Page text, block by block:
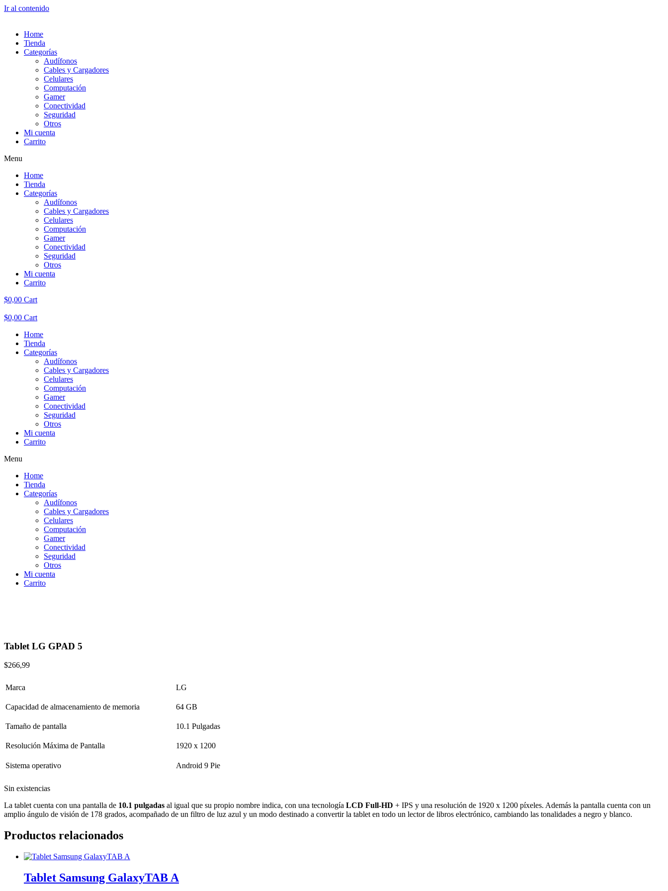
Ir al contenido
Home
Tienda
Categorías
Audífonos
Cables y Cargadores
Celulares
Computación
Gamer
Conectividad
Seguridad
Otros
Mi cuenta
Carrito
Menu
Home
Tienda
Categorías
Audífonos
Cables y Cargadores
Celulares
Computación
Gamer
Conectividad
Seguridad
Otros
Mi cuenta
Carrito
$0,00 Cart
$0,00 Cart
Home
Tienda
Categorías
Audífonos
Cables y Cargadores
Celulares
Computación
Gamer
Conectividad
Seguridad
Otros
Mi cuenta
Carrito
Menu
Home
Tienda
Categorías
Audífonos
Cables y Cargadores
Celulares
Computación
Gamer
Conectividad
Seguridad
Otros
Mi cuenta
Carrito
Tablet LG GPAD 5
$266,99
Marca LG
Capacidad de almacenamiento de memoria 64 GB
Tamaño de pantalla 10.1 Pulgadas
Resolución Máxima de Pantalla 1920 x 1200
Sistema operativo Android 9 Pie
Sin existencias
La tablet cuenta con una pantalla de 10.1 pulgadas al igual que su propio nombre indica, con una tecnología LCD Full-HD + IPS y una resolución de 1920 x 1200 píxeles. Además la pantalla cuenta con un
amplio ángulo de visión de 178 grados, acompañado de un filtro de luz azul y un modo destinado a convertir la tablet en todo un lector de libros electrónico, cambiando las tonalidades a negro y blanco.
Productos relacionados
Tablet Samsung GalaxyTAB A